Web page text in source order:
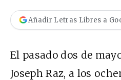
Añadir Letras Libres a
El pasado dos de
Joseph Raz, a los